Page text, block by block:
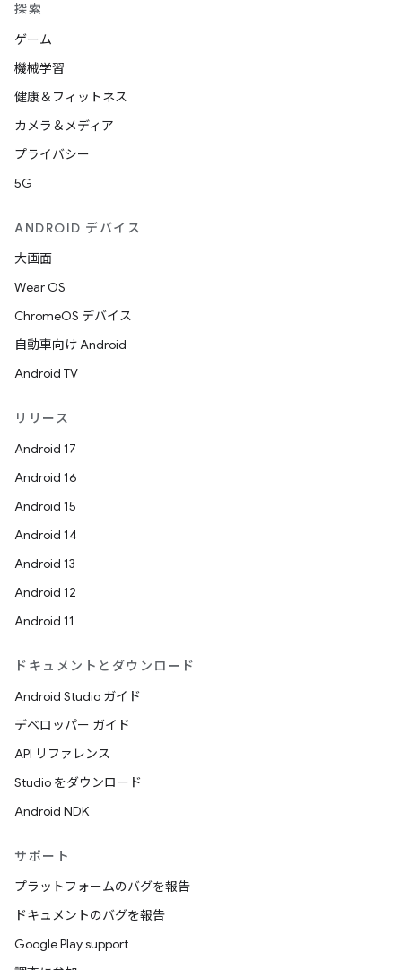
探索
ゲーム
機械学習
健康＆フィットネス
カメラ＆メディア
プライバシー
5G
ANDROID デバイス
大画面
Wear OS
ChromeOS デバイス
自動車向け Android
Android TV
リリース
Android 17
Android 16
Android 15
Android 14
Android 13
Android 12
Android 11
ドキュメントとダウンロード
Android Studio ガイド
デベロッパー ガイド
API リファレンス
Studio をダウンロード
Android NDK
サポート
プラットフォームのバグを報告
ドキュメントのバグを報告
Google Play support